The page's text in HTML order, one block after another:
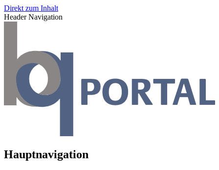
Direkt zum Inhalt
Header Navigation
Hauptnavigation